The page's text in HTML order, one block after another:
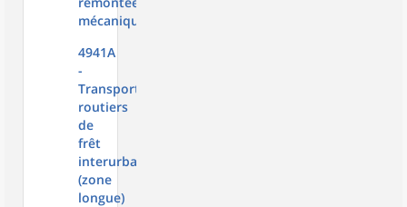
mécaniques
4941A
-
Transports
routiers
de
frêt
interurbains
(zone
longue)